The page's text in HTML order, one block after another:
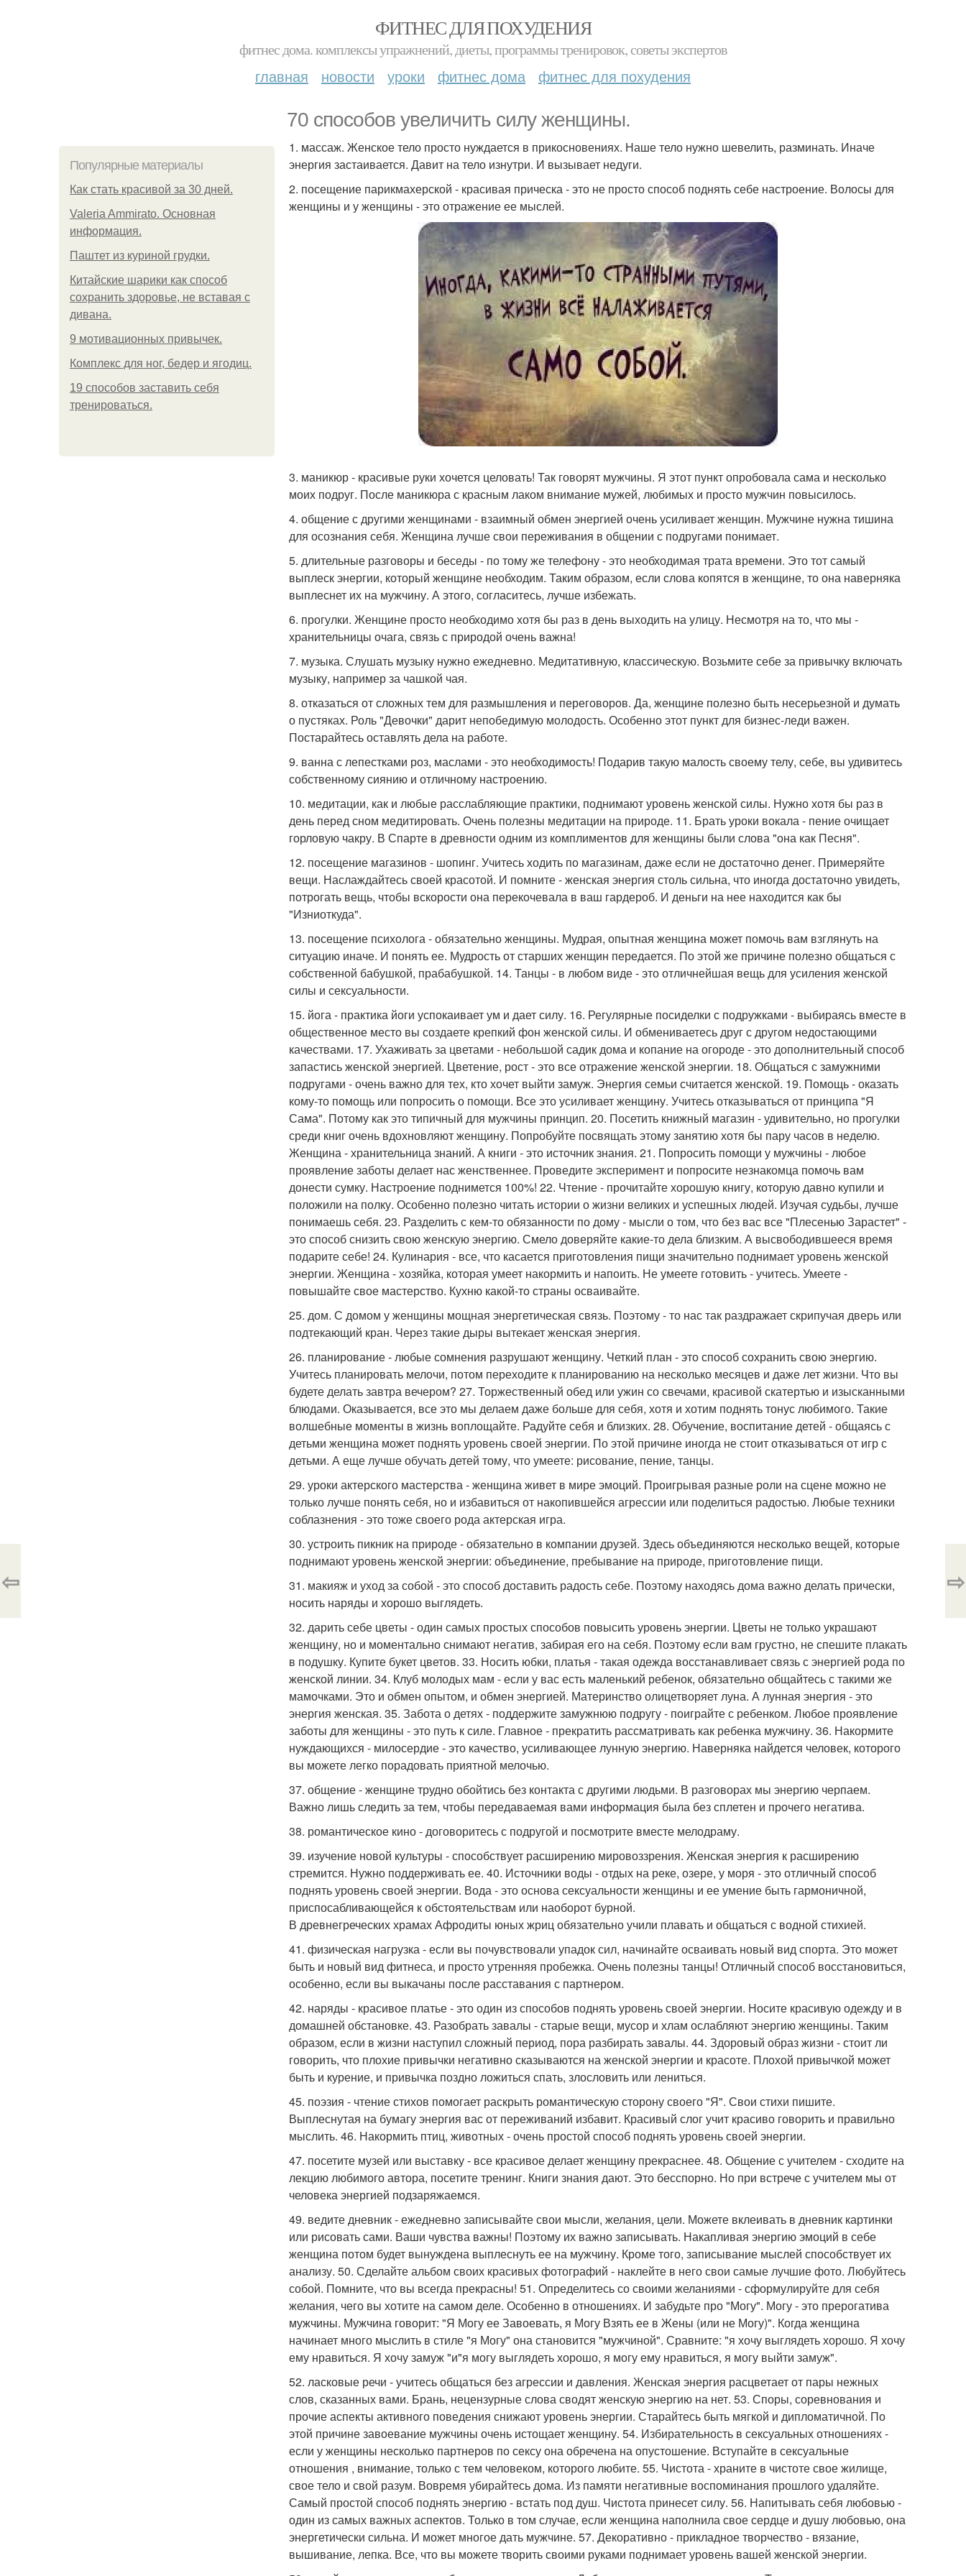
ФИТНЕС ДЛЯ ПОХУДЕНИЯ
фитнес дома. комплексы упражнений, диеты, программы тренировок, советы экспертов
главная новости уроки фитнес дома фитнес для похудения
70 способов увеличить силу женщины.
Популярные материалы
Как стать красивой за 30 дней.
Valeria Ammirato. Основная
информация.
Паштет из куриной грудки.
Китайские шарики как способ
сохранить здоровье, не вставая с
дивана.
9 мотивационных привычек.
Комплекс для ног, бедер и ягодиц.
19 способов заставить себя
тренироваться.
1. массаж. Женское тело просто нуждается в прикосновениях. Наше тело нужно шевелить, разминать. Иначе
энергия застаивается. Давит на тело изнутри. И вызывает недуги.
2. посещение парикмахерской - красивая прическа - это не просто способ поднять себе настроение. Волосы для
женщины и у женщины - это отражение ее мыслей.
3. маникюр - красивые руки хочется целовать! Так говорят мужчины. Я этот пункт опробовала сама и несколько
моих подруг. После маникюра с красным лаком внимание мужей, любимых и просто мужчин повысилось.
4. общение с другими женщинами - взаимный обмен энергией очень усиливает женщин. Мужчине нужна тишина
для осознания себя. Женщина лучше свои переживания в общении с подругами понимает.
5. длительные разговоры и беседы - по тому же телефону - это необходимая трата времени. Это тот самый
выплеск энергии, который женщине необходим. Таким образом, если слова копятся в женщине, то она наверняка
выплеснет их на мужчину. А этого, согласитесь, лучше избежать.
6. прогулки. Женщине просто необходимо хотя бы раз в день выходить на улицу. Несмотря на то, что мы -
хранительницы очага, связь с природой очень важна!
7. музыка. Слушать музыку нужно ежедневно. Медитативную, классическую. Возьмите себе за привычку включать
музыку, например за чашкой чая.
8. отказаться от сложных тем для размышления и переговоров. Да, женщине полезно быть несерьезной и думать
о пустяках. Роль "Девочки" дарит непобедимую молодость. Особенно этот пункт для бизнес-леди важен.
Постарайтесь оставлять дела на работе.
9. ванна с лепестками роз, маслами - это необходимость! Подарив такую малость своему телу, себе, вы удивитесь
собственному сиянию и отличному настроению.
10. медитации, как и любые расслабляющие практики, поднимают уровень женской силы. Нужно хотя бы раз в
день перед сном медитировать. Очень полезны медитации на природе. 11. Брать уроки вокала - пение очищает
горловую чакру. В Спарте в древности одним из комплиментов для женщины были слова "она как Песня".
12. посещение магазинов - шопинг. Учитесь ходить по магазинам, даже если не достаточно денег. Примеряйте
вещи. Наслаждайтесь своей красотой. И помните - женская энергия столь сильна, что иногда достаточно увидеть,
потрогать вещь, чтобы вскорости она перекочевала в ваш гардероб. И деньги на нее находится как бы
"Изниоткуда".
13. посещение психолога - обязательно женщины. Мудрая, опытная женщина может помочь вам взглянуть на
ситуацию иначе. И понять ее. Мудрость от старших женщин передается. По этой же причине полезно общаться с
собственной бабушкой, прабабушкой. 14. Танцы - в любом виде - это отличнейшая вещь для усиления женской
силы и сексуальности.
15. йога - практика йоги успокаивает ум и дает силу. 16. Регулярные посиделки с подружками - выбираясь вместе в
общественное место вы создаете крепкий фон женской силы. И обмениваетесь друг с другом недостающими
качествами. 17. Ухаживать за цветами - небольшой садик дома и копание на огороде - это дополнительный способ
запастись женской энергией. Цветение, рост - это все отражение женской энергии. 18. Общаться с замужними
подругами - очень важно для тех, кто хочет выйти замуж. Энергия семьи считается женской. 19. Помощь - оказать
кому-то помощь или попросить о помощи. Все это усиливает женщину. Учитесь отказываться от принципа "Я
Сама". Потому как это типичный для мужчины принцип. 20. Посетить книжный магазин - удивительно, но прогулки
среди книг очень вдохновляют женщину. Попробуйте посвящать этому занятию хотя бы пару часов в неделю.
Женщина - хранительница знаний. А книги - это источник знания. 21. Попросить помощи у мужчины - любое
проявление заботы делает нас женственнее. Проведите эксперимент и попросите незнакомца помочь вам
донести сумку. Настроение поднимется 100%! 22. Чтение - прочитайте хорошую книгу, которую давно купили и
положили на полку. Особенно полезно читать истории о жизни великих и успешных людей. Изучая судьбы, лучше
понимаешь себя. 23. Разделить с кем-то обязанности по дому - мысли о том, что без вас все "Плесенью Зарастет" -
это способ снизить свою женскую энергию. Смело доверяйте какие-то дела близким. А высвободившееся время
подарите себе! 24. Кулинария - все, что касается приготовления пищи значительно поднимает уровень женской
энергии. Женщина - хозяйка, которая умеет накормить и напоить. Не умеете готовить - учитесь. Умеете -
повышайте свое мастерство. Кухню какой-то страны осваивайте.
25. дом. С домом у женщины мощная энергетическая связь. Поэтому - то нас так раздражает скрипучая дверь или
подтекающий кран. Через такие дыры вытекает женская энергия.
26. планирование - любые сомнения разрушают женщину. Четкий план - это способ сохранить свою энергию.
Учитесь планировать мелочи, потом переходите к планированию на несколько месяцев и даже лет жизни. Что вы
будете делать завтра вечером? 27. Торжественный обед или ужин со свечами, красивой скатертью и изысканными
блюдами. Оказывается, все это мы делаем даже больше для себя, хотя и хотим поднять тонус любимого. Такие
волшебные моменты в жизнь воплощайте. Радуйте себя и близких. 28. Обучение, воспитание детей - общаясь с
детьми женщина может поднять уровень своей энергии. По этой причине иногда не стоит отказываться от игр с
детьми. А еще лучше обучать детей тому, что умеете: рисование, пение, танцы.
29. уроки актерского мастерства - женщина живет в мире эмоций. Проигрывая разные роли на сцене можно не
только лучше понять себя, но и избавиться от накопившейся агрессии или поделиться радостью. Любые техники
соблазнения - это тоже своего рода актерская игра.
30. устроить пикник на природе - обязательно в компании друзей. Здесь объединяются несколько вещей, которые
поднимают уровень женской энергии: объединение, пребывание на природе, приготовление пищи.
31. макияж и уход за собой - это способ доставить радость себе. Поэтому находясь дома важно делать прически,
носить наряды и хорошо выглядеть.
32. дарить себе цветы - один самых простых способов повысить уровень энергии. Цветы не только украшают
женщину, но и моментально снимают негатив, забирая его на себя. Поэтому если вам грустно, не спешите плакать
в подушку. Купите букет цветов. 33. Носить юбки, платья - такая одежда восстанавливает связь с энергией рода по
женской линии. 34. Клуб молодых мам - если у вас есть маленький ребенок, обязательно общайтесь с такими же
мамочками. Это и обмен опытом, и обмен энергией. Материнство олицетворяет луна. А лунная энергия - это
энергия женская. 35. Забота о детях - поддержите замужнюю подругу - поиграйте с ребенком. Любое проявление
заботы для женщины - это путь к силе. Главное - прекратить рассматривать как ребенка мужчину. 36. Накормите
нуждающихся - милосердие - это качество, усиливающее лунную энергию. Наверняка найдется человек, которого
вы можете легко порадовать приятной мелочью.
37. общение - женщине трудно обойтись без контакта с другими людьми. В разговорах мы энергию черпаем.
Важно лишь следить за тем, чтобы передаваемая вами информация была без сплетен и прочего негатива.
38. романтическое кино - договоритесь с подругой и посмотрите вместе мелодраму.
39. изучение новой культуры - способствует расширению мировоззрения. Женская энергия к расширению
стремится. Нужно поддерживать ее. 40. Источники воды - отдых на реке, озере, у моря - это отличный способ
поднять уровень своей энергии. Вода - это основа сексуальности женщины и ее умение быть гармоничной,
приспосабливающейся к обстоятельствам или наоборот бурной.
В древнегреческих храмах Афродиты юных жриц обязательно учили плавать и общаться с водной стихией.
41. физическая нагрузка - если вы почувствовали упадок сил, начинайте осваивать новый вид спорта. Это может
быть и новый вид фитнеса, и просто утренняя пробежка. Очень полезны танцы! Отличный способ восстановиться,
особенно, если вы выкачаны после расставания с партнером.
42. наряды - красивое платье - это один из способов поднять уровень своей энергии. Носите красивую одежду и в
домашней обстановке. 43. Разобрать завалы - старые вещи, мусор и хлам ослабляют энергию женщины. Таким
образом, если в жизни наступил сложный период, пора разбирать завалы. 44. Здоровый образ жизни - стоит ли
говорить, что плохие привычки негативно сказываются на женской энергии и красоте. Плохой привычкой может
быть и курение, и привычка поздно ложиться спать, злословить или лениться.
45. поэзия - чтение стихов помогает раскрыть романтическую сторону своего "Я". Свои стихи пишите.
Выплеснутая на бумагу энергия вас от переживаний избавит. Красивый слог учит красиво говорить и правильно
мыслить. 46. Накормить птиц, животных - очень простой способ поднять уровень своей энергии.
47. посетите музей или выставку - все красивое делает женщину прекраснее. 48. Общение с учителем - сходите на
лекцию любимого автора, посетите тренинг. Книги знания дают. Это бесспорно. Но при встрече с учителем мы от
человека энергией подзаряжаемся.
49. ведите дневник - ежедневно записывайте свои мысли, желания, цели. Можете вклеивать в дневник картинки
или рисовать сами. Ваши чувства важны! Поэтому их важно записывать. Накапливая энергию эмоций в себе
женщина потом будет вынуждена выплеснуть ее на мужчину. Кроме того, записывание мыслей способствует их
анализу. 50. Сделайте альбом своих красивых фотографий - наклейте в него свои самые лучшие фото. Любуйтесь
собой. Помните, что вы всегда прекрасны! 51. Определитесь со своими желаниями - сформулируйте для себя
желания, чего вы хотите на самом деле. Особенно в отношениях. И забудьте про "Могу". Могу - это прерогатива
мужчины. Мужчина говорит: "Я Могу ее Завоевать, я Могу Взять ее в Жены (или не Могу)". Когда женщина
начинает много мыслить в стиле "я Могу" она становится "мужчиной". Сравните: "я хочу выглядеть хорошо. Я хочу
ему нравиться. Я хочу замуж "и"я могу выглядеть хорошо, я могу ему нравиться, я могу выйти замуж".
52. ласковые речи - учитесь общаться без агрессии и давления. Женская энергия расцветает от пары нежных
слов, сказанных вами. Брань, нецензурные слова сводят женскую энергию на нет. 53. Споры, соревнования и
прочие аспекты активного поведения снижают уровень энергии. Старайтесь быть мягкой и дипломатичной. По
этой причине завоевание мужчины очень истощает женщину. 54. Избирательность в сексуальных отношениях -
если у женщины несколько партнеров по сексу она обречена на опустошение. Вступайте в сексуальные
отношения , внимание, только с тем человеком, которого любите. 55. Чистота - храните в чистоте свое жилище,
свое тело и свой разум. Вовремя убирайтесь дома. Из памяти негативные воспоминания прошлого удаляйте.
Самый простой способ поднять энергию - встать под душ. Чистота принесет силу. 56. Напитывать себя любовью -
один из самых важных аспектов. Только в том случае, если женщина наполнила свое сердце и душу любовью, она
энергетически сильна. И может многое дать мужчине. 57. Декоративно - прикладное творчество - вязание,
вышивание, лепка. Все, что вы можете творить своими руками поднимает уровень вашей женской энергии.
⇦ ⇨